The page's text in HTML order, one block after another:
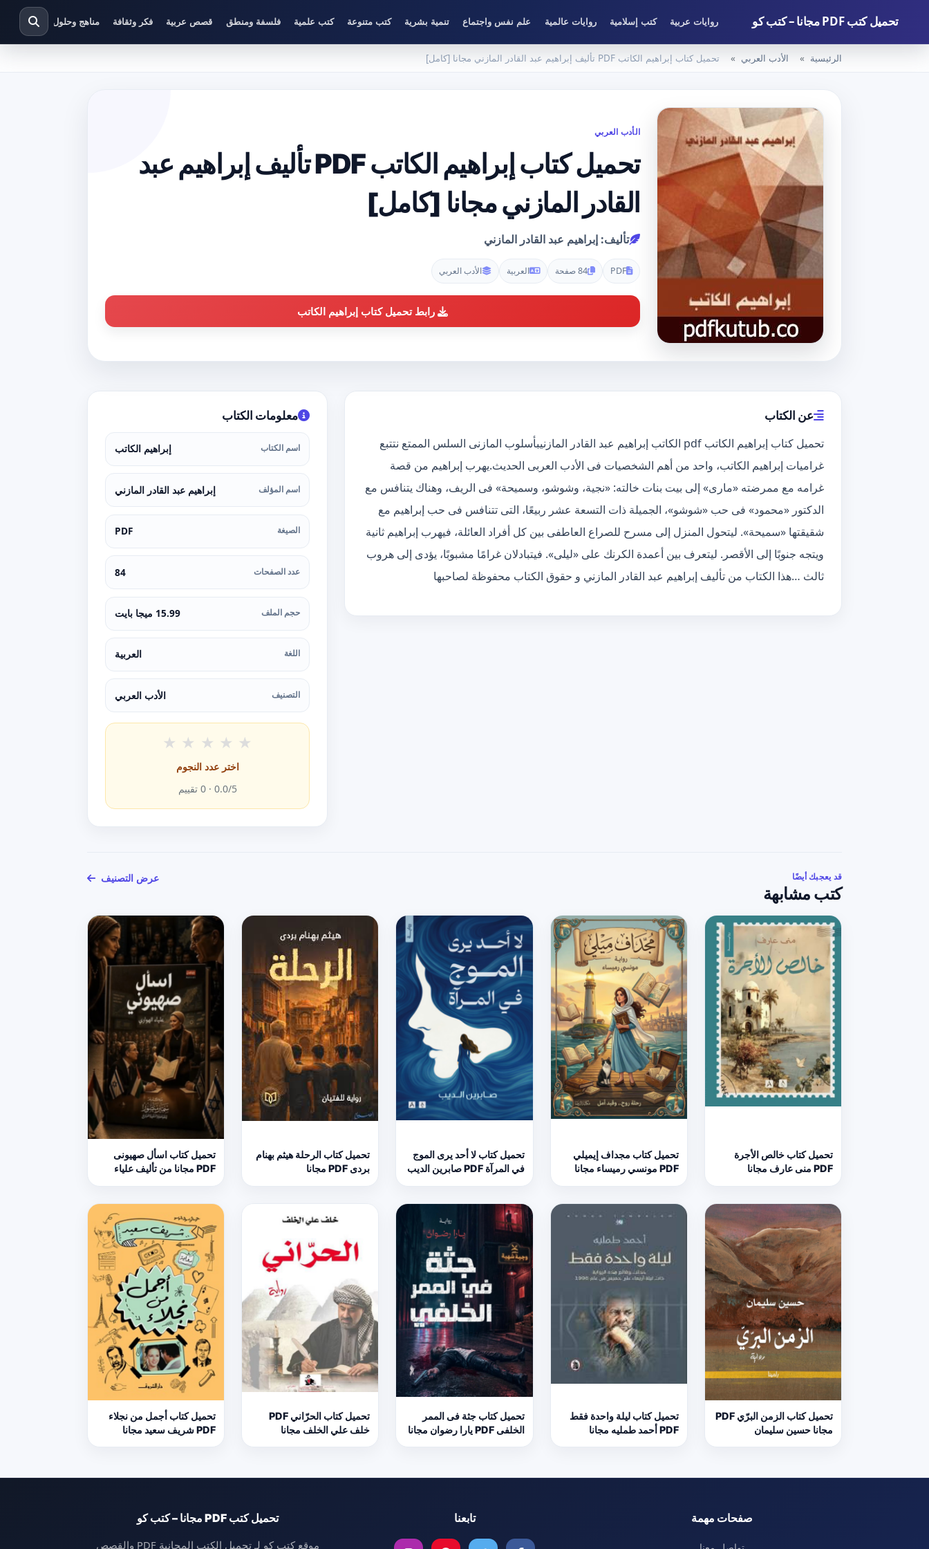
تحميل كتب PDF مجانا – كتب كو روايات عربية كتب إسلامية روايات عالمية علم نفس واجتماع تنمية بشرية كتب متنوعة كتب علمية فلسفة ومنطق قصص عربية فكر وثقافة مناهج وحلول دراسية
الرئيسية الأدب العربي تحميل كتاب إبراهيم الكاتب PDF تأليف إبراهيم عبد القادر المازني مجانا [كامل]
الأدب العربي
تحميل كتاب إبراهيم الكاتب PDF تأليف إبراهيم عبد
القادر المازني مجانا [كامل]
تأليف: إبراهيم عبد القادر المازني
PDF 84 صفحة العربية الأدب العربي
رابط تحميل كتاب إبراهيم الكاتب
عن الكتاب
تحميل كتاب إبراهيم الكاتب pdf الكاتب إبراهيم عبد القادر المازنيبأسلوب المازنى السلس الممتع نتتبع
غراميات إبراهيم الكاتب، واحد من أهم الشخصيات فى الأدب العربى الحديث.يهرب إبراهيم من قصة
غرامه مع ممرضته «مارى» إلى بيت بنات خالته: «نجية، وشوشو، وسميحة» فى الريف، وهناك يتنافس مع
الدكتور «محمود» فى حب «شوشو»، الجميلة ذات التسعة عشر ربيعًا، التى تتنافس فى حب إبراهيم مع
شقيقتها «سميحة». ليتحول المنزل إلى مسرح للصراع العاطفى بين كل أفراد العائلة، فيهرب إبراهيم ثانية
ويتجه جنوبًا إلى الأقصر. ليتعرف بين أعمدة الكرنك على «ليلى». فيتبادلان غرامًا مشبوبًا، يؤدى إلى هروب
ثالث …هذا الكتاب من تأليف إبراهيم عبد القادر المازني و حقوق الكتاب محفوظة لصاحبها
معلومات الكتاب
اسم الكتاب إبراهيم الكاتب
اسم المؤلف إبراهيم عبد القادر المازني
الصيغة PDF
عدد الصفحات 84
حجم الملف 15.99 ميجا بايت
اللغة العربية
التصنيف الأدب العربي
★ ★ ★ ★ ★
اختر عدد النجوم
0.0/5 ·
0 تقييم
قد يعجبك أيضًا
كتب مشابهة
عرض التصنيف
تحميل كتاب خالص الأجرة
PDF منى عارف مجانا
تحميل كتاب مجداف إيميلي
PDF مونسي رميساء مجانا
تحميل كتاب لا أحد يرى الموج
في المرآة PDF صابرين الديب
تحميل كتاب الرحلة هيثم بهنام
بردى PDF مجانا
تحميل كتاب اسأل صهيونى
PDF مجانا من تأليف علياء
تحميل كتاب الزمن البرّي PDF
مجانا حسين سليمان
تحميل كتاب ليلة واحدة فقط
PDF أحمد طمليه مجانا
تحميل كتاب جثة فى الممر
الخلفى PDF يارا رضوان مجانا
تحميل كتاب الحرّاني PDF
خلف علي الخلف مجانا
تحميل كتاب أجمل من نجلاء
PDF شريف سعيد مجانا
صفحات مهمة تابعنا
تحميل كتب PDF مجانا – كتب كو
موقع كتب كو لـ تحميل الكتب المجانية PDF والقصص